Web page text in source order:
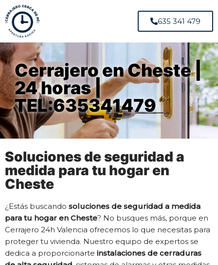
635 341 479
Cerrajero en Cheste |
24 horas |
TEL:635341479
Soluciones de seguridad a
medida para tu hogar en
Cheste
¿Estás buscando soluciones de seguridad a medida
para tu hogar en Cheste? No busques más, porque en
Cerrajero 24h Valencia ofrecemos lo que necesitas para
proteger tu vivienda. Nuestro equipo de expertos se
dedica a proporcionarte instalaciones de cerraduras